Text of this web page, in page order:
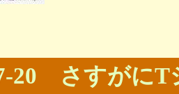
20 さすがにT